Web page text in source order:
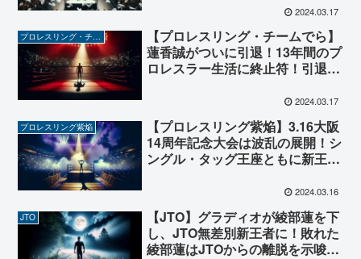
グがタッグを組み王座挑戦！2024.03.17
プロレスリング・チームでら
【プロレスリング・チームでら】
蓮香誠がついに引退！13年間のプ
ロレスラー生活に終止符！引退大
2024.03.17
プロレスリング紫焔
【プロレスリング紫焔】3.16大阪
14周年記念大会は波乱の展開！シ
ングル・タッグ王座ともに新王者
る紫焔タイトル戦線を見逃すな！
2024.03.16
JTO
【JTO】グラディオが綾部蓮を下
し、JTO無差別新王者に！敗れた
綾部蓮はJTOからの離脱を示唆！